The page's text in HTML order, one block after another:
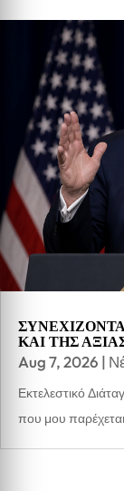
ΚΑΙ ΤΗΣ
Aug 7, 2026 |
Εκτελεστικό
που μου